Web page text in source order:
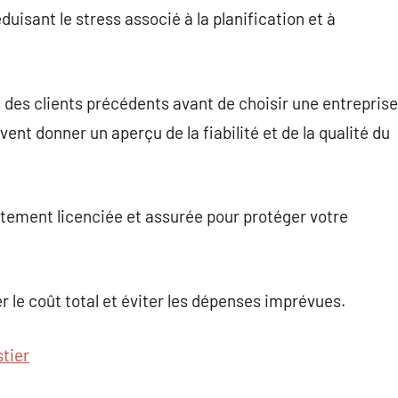
le stress associé à la planification et à
clients précédents avant de choisir une entreprise
donner un aperçu de la fiabilité et de la qualité du
licenciée et assurée pour protéger votre
le coût total et éviter les dépenses imprévues.